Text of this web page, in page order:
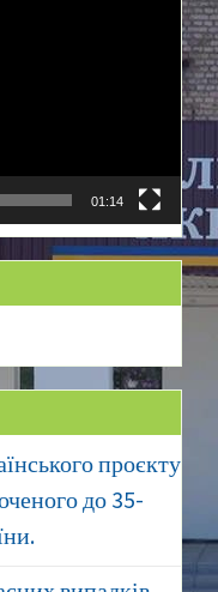
01:14
проєкту
до 35-